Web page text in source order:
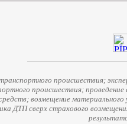
происшествия;
происшествия;
возмещение
ДТП сверх страхового